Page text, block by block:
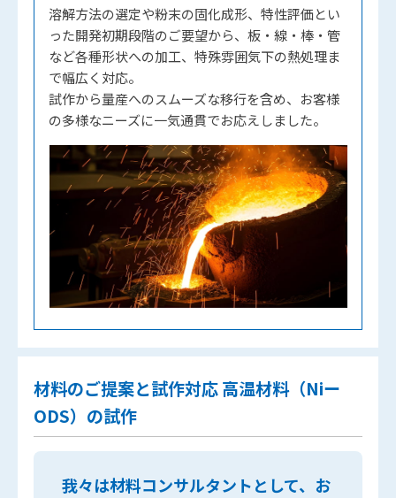
溶解方法の選定や粉末の固化成形、特性評価とい
った開発初期段階のご要望から、板・線・棒・管
など各種形状への加工、特殊雰囲気下の熱処理ま
で幅広く対応。
試作から量産へのスムーズな移行を含め、お客様
の多様なニーズに一気通貫でお応えしました。
材料のご提案と試作対応 高温材料（Niー
ODS）の試作
我々は材料コンサルタントとして、お